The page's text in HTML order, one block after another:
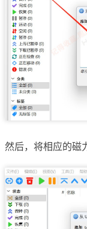
然后，将相应的磁